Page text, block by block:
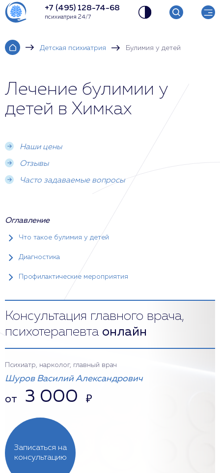
+7 (495) 128-74-68
психиатрия 24/7
Детская психиатрия Булимия у детей
Лечение булимии у
детей в Химках
Наши цены
Отзывы
Часто задаваемые вопросы
Оглавление
Что такое булимия у детей
Диагностика
Профилактические мероприятия
Консультация главного врача,
психотерапевта онлайн
Записаться на
консультацию
Психиатр, нарколог, главный врач
Шуров Василий Александрович
от 3 000 ₽